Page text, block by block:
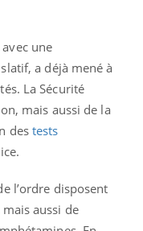
une
a déjà mené à
La Sécurité
mais aussi de la
destests
l’ordre disposent
aussi de